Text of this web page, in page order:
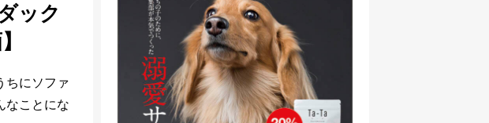
ック
ちにソファ
なことにな